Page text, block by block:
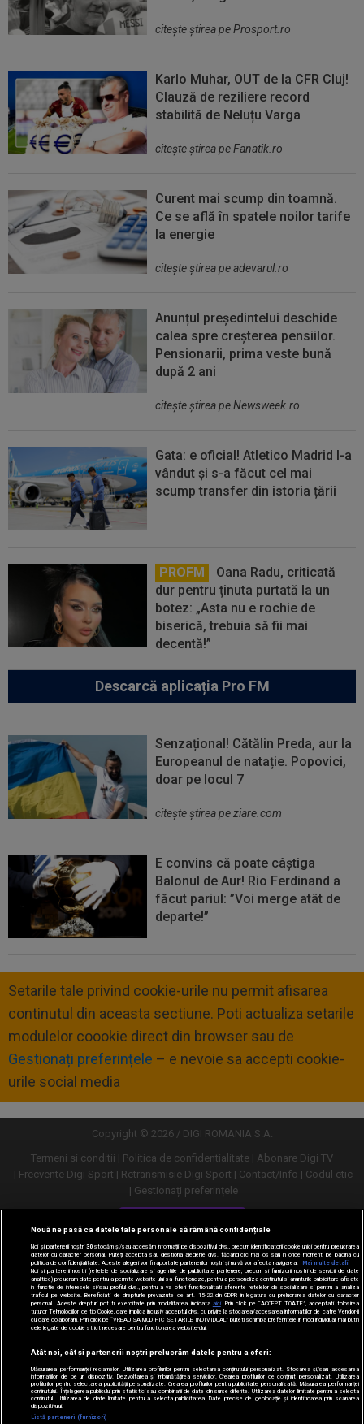
citeşte ştirea pe Prosport.ro
Karlo Muhar, OUT de la CFR Cluj!
Clauză de reziliere record
stabilită de Neluțu Varga
citeşte ştirea pe Fanatik.ro
Curent mai scump din toamnă.
Ce se află în spatele noilor tarife
la energie
citeşte ştirea pe adevarul.ro
Anunțul președintelui deschide
calea spre creșterea pensiilor.
Pensionarii, prima veste bună
după 2 ani
citeşte ştirea pe Newsweek.ro
Gata: e oficial! Atletico Madrid l-a
vândut și s-a făcut cel mai
scump transfer din istoria țării
PROFM
Oana Radu, criticată
dur pentru ținuta purtată la un
botez: „Asta nu e rochie de
biserică, trebuia să fii mai
decentă!”
Descarcă aplicația Pro FM
Senzațional! Cătălin Preda, aur la
Europeanul de natație. Popovici,
doar pe locul 7
citeşte ştirea pe ziare.com
E convins că poate câștiga
Balonul de Aur! Rio Ferdinand a
făcut pariul: ”Voi merge atât de
departe!”
Setarile tale privind cookie-urile nu permit afisarea
continutul din aceasta sectiune. Poti actualiza setarile
modulelor coookie direct din browser sau de
Gestionați preferințele – e nevoie sa accepti cookie-
urile social media
Copyright © 2026 / DIGI ROMANIA S.A.
Termeni si conditii
Politica de confidentialitate
Abonare Digi TV
Frecvente Digi Sport
Retransmisie Digi Sport Contact/Info
Codul etic
Gestionați preferințele
Versiune desktop
Nouă ne pasă ca datele tale personale să rămână confidențiale
Noi și partenerii noștri30stocăm și/sau accesăm informații pe dispozitivul dvs., precum identificatorii cookie unici pentru prelucrarea
datelor cu caracter personal. Puteți accepta sau gestiona alegerile dvs. făcând clic mai jos sau în orice moment, pe pagina cu
politica de confidențialitate. Aceste alegeri vor fi raportate partenerilor noștri și nu vă vor afecta navigarea.
Mai multe detalii
Noi si partenerii nostri (retelele de socializare si agentiile de publicitate partenere, precum si furnizorii nostri de servicii de date
analitice) prelucram date pentru a permite website-ului sa functioneze, pentru a personaliza continutul si anunturile publicitare afisate
in functie de interesele si/sau profilul dvs., pentru a va oferi functionalitati aferente retelelor de socializare si pentru a analiza
traficul pe website. Beneficiati de drepturile prevazute de art. 15-22 din GDPR in legatura cu prelucrarea datelor cu caracter
personal. Aceste drepturi pot fi exercitate prin modalitatea indicata aici. Prin click pe “ACCEPT TOATE”, acceptati folosirea
tuturor Tehnologiilor de tip Cookie, care implica inclusiv acceptul dvs. cu privire la stocarea/accesarea informatiilor de catre Vendor-ii
cu care colaboram. Prin click pe “VREAU SA MODIFIC SETARILE INDIVIDUAL” puteti schimba preferintele in mod individual, mai putin
cele legate de cookie strict necesare pentru functionarea website-ului.
Atât noi, cât și partenerii noștri prelucrăm datele pentru a oferi:
Măsurarea performanței reclamelor. Utilizarea profilurilor pentru selectarea conținutului personalizat. Stocarea și/sau accesarea
informațiilor de pe un dispozitiv. Dezvoltarea și îmbunătățirea serviciilor. Crearea profilurilor de conținut personalizat. Utilizarea
profilurilor pentru selectarea publicității personalizate. Crearea profilurilor pentru publicitate personalizată. Măsurarea performanței
conținutului. Înțelegerea publicului prin statistici sau combinații de date din surse diferite. Utilizarea datelor limitate pentru a selecta
conținutul. Utilizarea de date limitate pentru a selecta publicitatea. Date precise de geolocație și identificarea prin scanarea
dispozitivului.
Listă parteneri (furnizori)